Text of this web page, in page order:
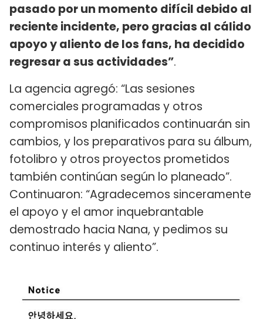
pasado por un momento difícil debido al
reciente incidente, pero gracias al cálido
apoyo y aliento de los fans, ha decidido
regresar a sus actividades”.
La agencia agregó: “Las sesiones
comerciales programadas y otros
compromisos planificados continuarán sin
cambios, y los preparativos para su álbum,
fotolibro y otros proyectos prometidos
también continúan según lo planeado”.
Continuaron: “Agradecemos sinceramente
el apoyo y el amor inquebrantable
demostrado hacia Nana, y pedimos su
continuo interés y aliento”.